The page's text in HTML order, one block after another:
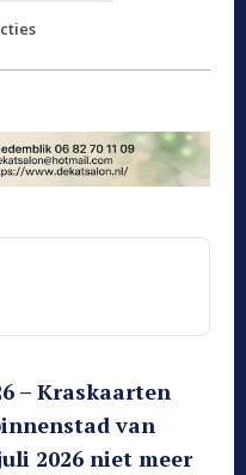
– Kraskaarten
van
2026 niet meer